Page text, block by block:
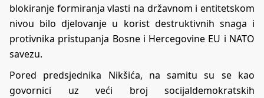
blokiranje formiranja vlasti na državnom i entitetskom
nivou bilo djelovanje u korist destruktivnih snaga i
protivnika pristupanja Bosne i Hercegovine EU i NATO
savezu.
Pored predsjednika Nikšića, na samitu su se kao
govornici uz veći broj socijaldemokratskih